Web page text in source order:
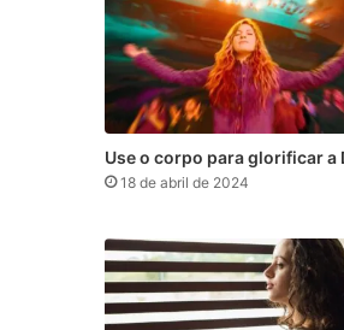
Use o corpo para glorificar a
18 de abril de 2024